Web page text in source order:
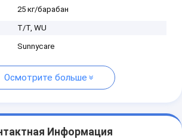
25 кг/барабан
T/T, WU
Sunnycare
Осмотрите больше
Информация